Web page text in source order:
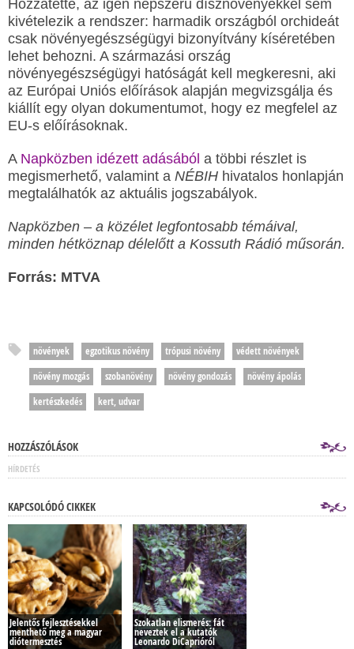
Hozzátette, az igen népszerű dísznövényekkel sem
kivételezik a rendszer: harmadik országból orchideát
csak növényegészségügyi bizonyítvány kíséretében
lehet behozni. A származási ország
növényegészségügyi hatóságát kell megkeresni, aki
az Európai Uniós előírások alapján megvizsgálja és
kiállít egy olyan dokumentumot, hogy ez megfelel az
EU-s előírásoknak.
A Napközben idézett adásából a többi részlet is
megismerhető, valamint a NÉBIH hivatalos honlapján
megtalálhatók az aktuális jogszabályok.
Napközben – a közélet legfontosabb témáival,
minden hétköznap délelőtt a Kossuth Rádió műsorán.
Forrás: MTVA
növények egzotikus növény trópusi növény
védett növények
növény mozgás
szobanövény növény gondozás
növény ápolás
kertészkedés
kert, udvar
HOZZÁSZÓLÁSOK
HÍRDETÉS
KAPCSOLÓDÓ CIKKEK
Jelentős fejlesztésekkel
menthető meg a magyar
diótermesztés
Szokatlan elismerés: fát
neveztek el a kutatók
Leonardo DiCaprióról